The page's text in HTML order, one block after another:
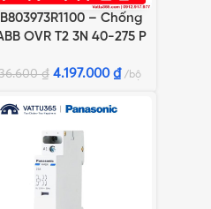
VÀO GIỎ HÀNG
– Chống
OVR T2 3N 40-275 P
₫ 4.197.000 ₫ bộ